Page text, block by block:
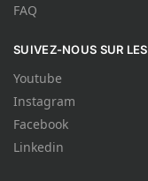
FAQ
SUIVEZ-NOUS SUR
Youtube
Instagram
Facebook
Linkedin